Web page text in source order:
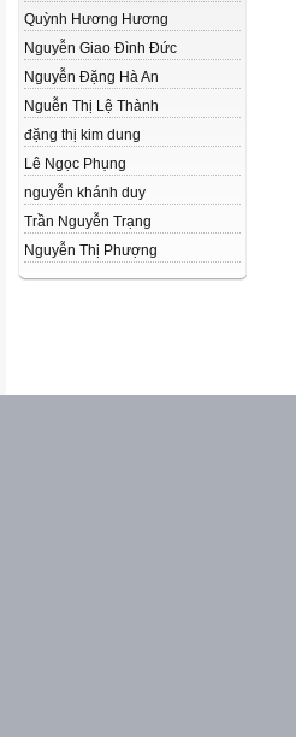
Quỳnh Hương Hương
Nguyễn Giao Đình Đức
Nguyễn Đặng Hà An
Nguễn Thị Lệ Thành
đặng thị kim dung
Lê Ngọc Phụng
nguyễn khánh duy
Trần Nguyễn Trạng
Nguyễn Thị Phượng